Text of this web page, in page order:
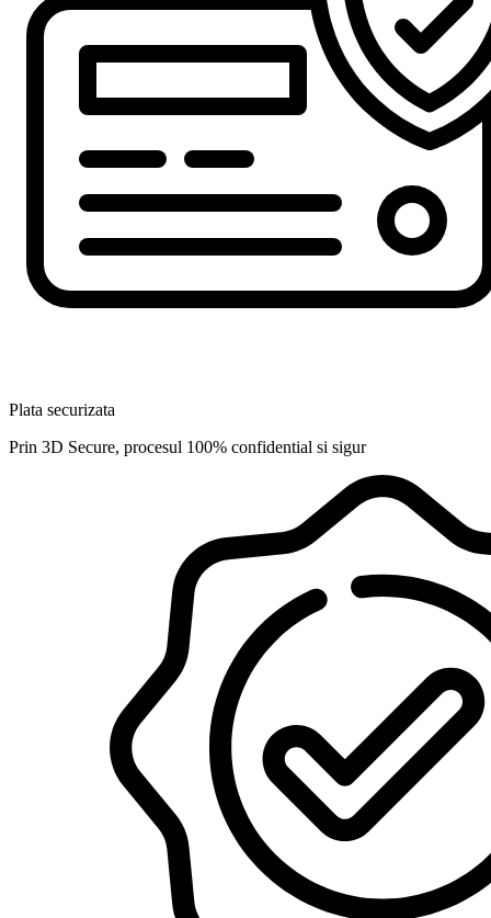
Plata securizata
Prin 3D Secure, procesul 100% confidential si sigur